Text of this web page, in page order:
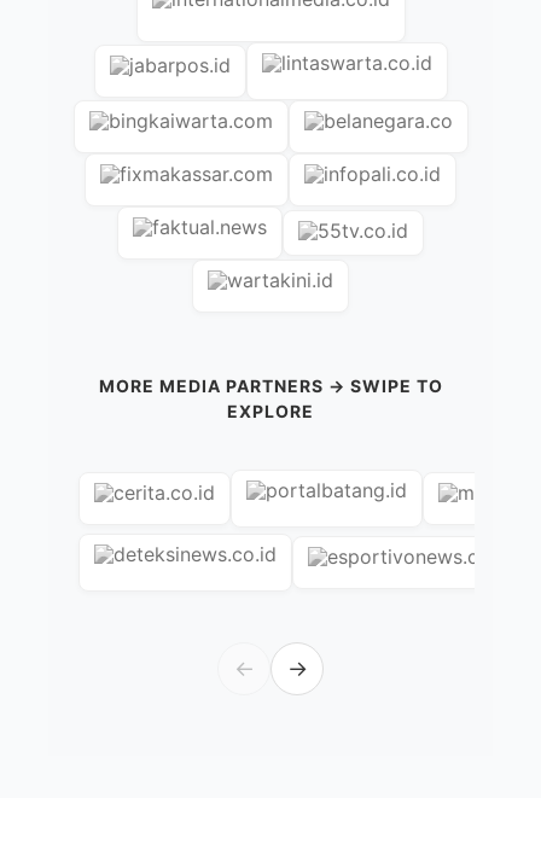
MORE MEDIA PARTNERS → SWIPE TO
EXPLORE
← →